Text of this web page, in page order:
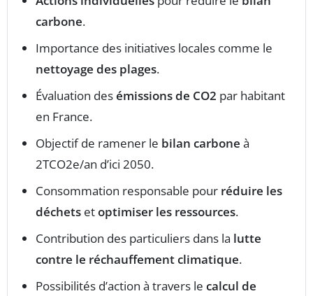
carbone.
Importance des initiatives locales comme le
nettoyage des plages.
Évaluation desémissions de CO2 par habitant
en France.
Objectif de ramener le bilan carbone à
2TCO2e/an d’ici 2050.
Consommation responsable pour réduire les
déchets etoptimiser les ressources.
Contribution des particuliers dans la lutte
contre le réchauffement climatique.
Possibilités d’action à travers le calcul de